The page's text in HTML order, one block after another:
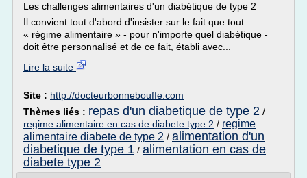
Les challenges alimentaires d'un diabétique de type 2
Il convient tout d'abord d'insister sur le fait que tout
« régime alimentaire » - pour n'importe quel diabétique -
doit être personnalisé et de ce fait, établi avec...
Lire la suite
Site : http://docteurbonnebouffe.com
Thèmes liés : repas d'un diabetique de type 2 /
regime alimentaire en cas de diabete type 2 / regime
alimentaire diabete de type 2 / alimentation d'un
diabetique de type 1 / alimentation en cas de
diabete type 2